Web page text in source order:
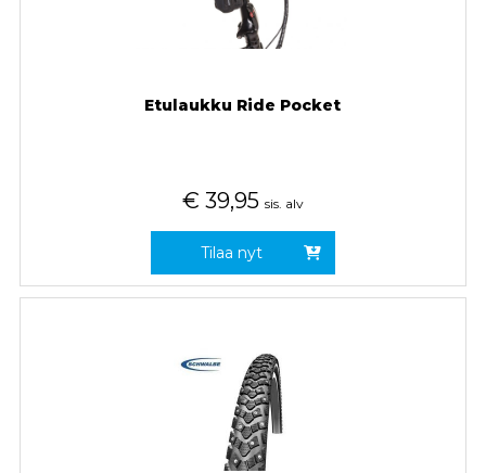
Etulaukku Ride Pocket
€ 39,95 sis. alv
Tilaa nyt